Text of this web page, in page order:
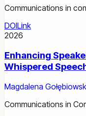
Communications in
DOILink
2026
Enhancing
Whispered
Magdalena
Communications in